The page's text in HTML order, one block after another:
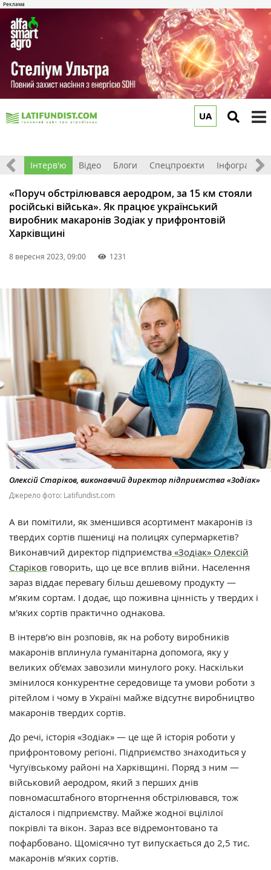
UA
Інтерв'ю Відео Блоги Спецпроєкти Інфографіка
«Поруч обстрілювався аеродром, за 15 км стояли
російські війська». Як працює український
виробник макаронів Зодіак у прифронтовій
Харківщині
8 вересня 2023, 09:00 1231
Олексій Старіков, виконавчий директор підприємства «Зодіак»
Джерело фото: Latifundist.com
А ви помітили, як зменшився асортимент макаронів із
твердих сортів пшениці на полицях супермаркетів?
Виконавчий директор підприємства «Зодіак» Олексій
Старіков говорить, що це все вплив війни. Населення
зараз віддає перевагу більш дешевому продукту —
м’яким сортам. І додає, що поживна цінність у твердих і
м'яких сортів практично однакова.
В інтерв’ю він розповів, як на роботу виробників
макаронів вплинула гуманітарна допомога, яку у
великих об’ємах завозили минулого року. Наскільки
змінилося конкурентне середовище та умови роботи з
рітейлом і чому в Україні майже відсутнє виробництво
макаронів твердих сортів.
До речі, історія «Зодіак» — це ще й історія роботи у
прифронтовому регіоні. Підприємство знаходиться у
Чугуївському районі на Харківщині. Поряд з ним —
військовий аеродром, який з перших днів
повномасштабного вторгнення обстрілювався, тож
дісталося і підприємству. Майже жодної вцілілої
покрівлі та вікон. Зараз все відремонтовано та
пофарбовано. Щомісячно тут випускається до 2,5 тис.
макаронів м’яких сортів.